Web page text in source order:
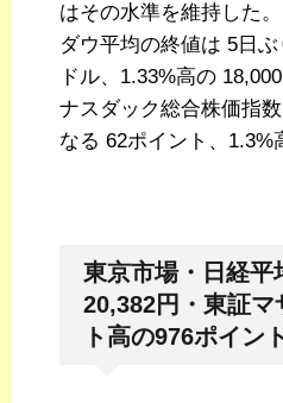
はその水準を維持した。
ダウ平均の終値は 5日
ドル、1.33%高の 18,000
ナスダック総合株価指
なる 62ポイント、1.3%
東京市場・日経平
20,382円・東証マ
ト高の976ポイント